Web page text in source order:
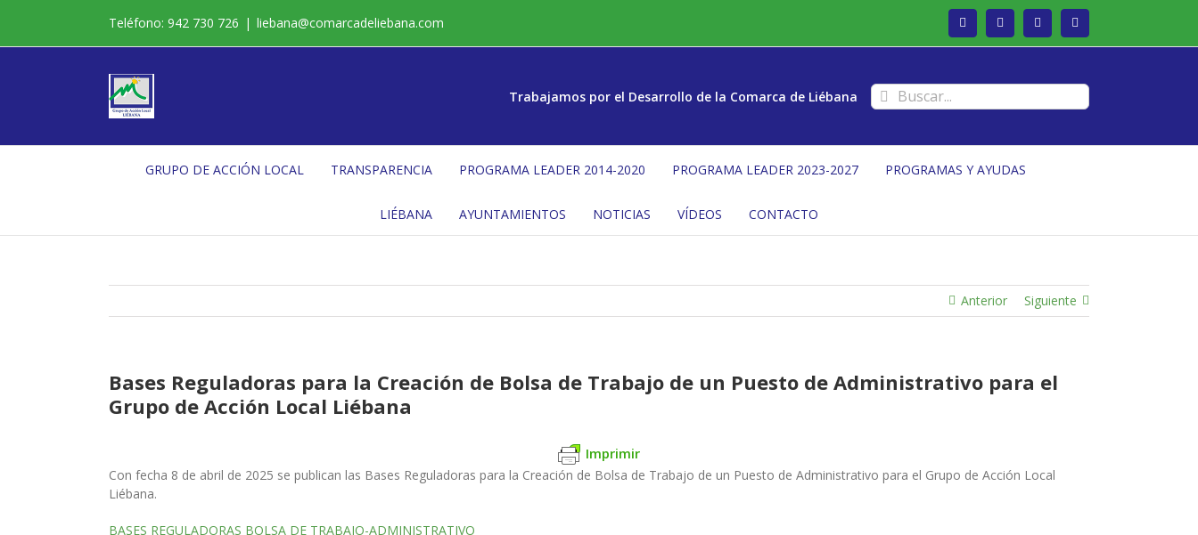
contenido
Teléfono: 942 730 726 | liebana@comarcadeliebana.com Facebook Twitter Instagram
Trabajamos por el Desarrollo de la Comarca de Liébana Buscar:
GRUPO DE ACCIÓN LOCAL TRANSPARENCIA PROGRAMA LEADER 2014-2020 PROGRAMA LEADER 2023-2027 PROGRAMAS Y AYUDAS
LIÉBANA AYUNTAMIENTOS NOTICIAS VÍDEOS CONTACTO
Anterior Siguiente
Bases Reguladoras para la Creación de Bolsa de Trabajo de un Puesto de Administrativo para el
Grupo de Acción Local Liébana
Imprimir
Con fecha 8 de abril de 2025 se publican las Bases Reguladoras para la Creación de Bolsa de Trabajo de un Puesto de Administrativo para el Grupo de Acción Local
Liébana.
BASES REGULADORAS BOLSA DE TRABAJO-ADMINISTRATIVO